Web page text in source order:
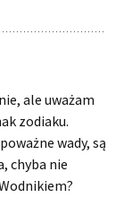
ale uważam
zodiaku.
wady, są
chyba nie